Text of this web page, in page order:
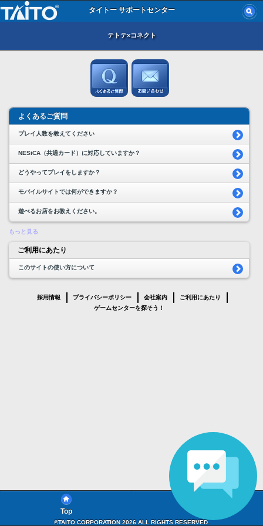
タイトー サポートセンター
テトテ×コネクト
よくあるご質問
プレイ人数を教えてください
NESiCA（共通カード）に対応していますか？
どうやってプレイをしますか？
モバイルサイトでは何ができますか？
遊べるお店をお教えください。
もっと見る
ご利用にあたり
このサイトの使い方について
採用情報 プライバシーポリシー 会社案内
ご利用にあたり
ゲームセンターを探そう！
Top
©TAITO CORPORATION 2026 ALL RIGHTS RESERVED.